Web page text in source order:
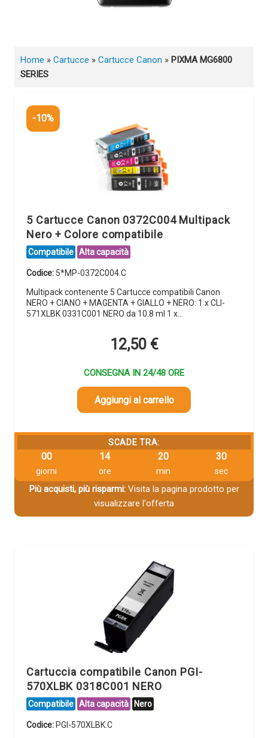
Home » Cartucce » Cartucce Canon » PIXMA MG6800
SERIES
-10%
5 Cartucce Canon 0372C004 Multipack
Nero + Colore compatibile
Compatibile Alta capacità
Codice: 5*MP-0372C004.C
Multipack contenente 5 Cartucce compatibili Canon
NERO + CIANO + MAGENTA + GIALLO + NERO: 1 x CLI-
571XLBK 0331C001 NERO da 10.8 ml 1 x…
12,50 €
CONSEGNA IN 24/48 ORE
Aggiungi al carrello
SCADE TRA:
00
giorni
14
ore
20
min
29
sec
Più acquisti, più risparmi:Visita la pagina prodotto per
visualizzare l'offerta
Cartuccia compatibile Canon PGI-
570XLBK 0318C001 NERO
Compatibile Alta capacità Nero
Codice: PGI-570XLBK.C